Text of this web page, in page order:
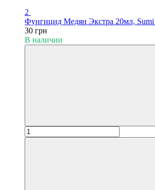
2
Фунгицид Медян Экстра 20мл,
30 грн
В наличии